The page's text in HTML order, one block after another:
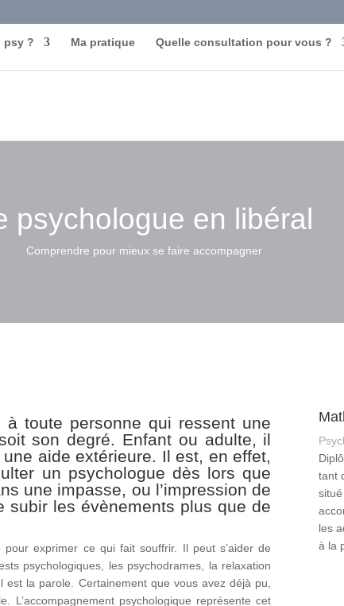
psy ? Ma pratique Quelle consultation pour vous ?
psychologue en libéral
Comprendre pour mieux se faire accompagner
à toute personne qui ressent une
son degré. Enfant ou adulte, il
aide extérieure. Il est, en effet,
un psychologue dès lors que
une impasse, ou l’impression de
les évènements plus que de
exprimer ce qui fait souffrir. Il peut s’aider de
psychologiques, les psychodrames, la relaxation
la parole. Certainement que vous avez déjà pu,
L’accompagnement psychologique représente cet
tant
les
à la